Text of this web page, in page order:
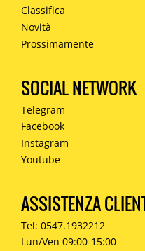
Classifica
Novità
Prossimamente
SOCIAL NETWORK
Telegram
Facebook
Instagram
Youtube
ASSISTENZA
Tel: 0547.1932212
Lun/Ven 09:00-15:00